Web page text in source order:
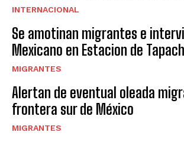
INTERNACIONAL
Se amotinan migrantes e
Mexicano en Estacion de
MIGRANTES
Alertan de eventual oleada
frontera sur de México
MIGRANTES